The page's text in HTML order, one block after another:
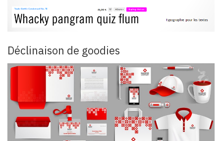
Déclinaison de goodies